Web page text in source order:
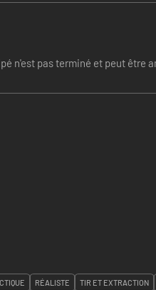
n'est pas terminé et peut être
RÉALISTE TIR ET EXTRACTION